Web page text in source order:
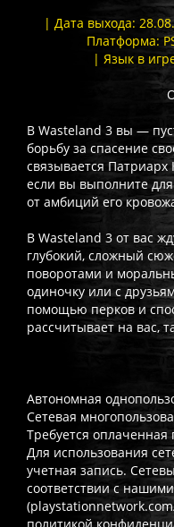
| Дата выхода:
Платформа:
| Язык в
В Wasteland 3 вы —
борьбу за спасение
связывается
если вы выполните для
от амбиций его
В Wasteland 3 от вас
глубокий, сложный
поворотами и
одиночку или с
помощью перков и
рассчитывает на вас,
Автономная
Сетевая
Требуется оплаченная
Для использования
учетная запись.
соответствии с
политикой